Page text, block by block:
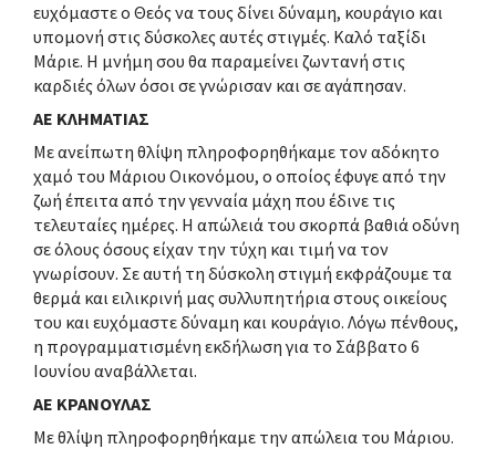
ευχόμαστε ο Θεός να τους δίνει δύναμη, κουράγιο και
υπομονή στις δύσκολες αυτές στιγμές. Καλό ταξίδι
Μάριε. Η μνήμη σου θα παραμείνει ζωντανή στις
καρδιές όλων όσοι σε γνώρισαν και σε αγάπησαν.
ΑΕ ΚΛΗΜΑΤΙΑΣ
Με ανείπωτη θλίψη πληροφορηθήκαμε τον αδόκητο
χαμό του Μάριου Οικονόμου, ο οποίος έφυγε από την
ζωή έπειτα από την γενναία μάχη που έδινε τις
τελευταίες ημέρες. Η απώλειά του σκορπά βαθιά οδύνη
σε όλους όσους είχαν την τύχη και τιμή να τον
γνωρίσουν. Σε αυτή τη δύσκολη στιγμή εκφράζουμε τα
θερμά και ειλικρινή μας συλλυπητήρια στους οικείους
του και ευχόμαστε δύναμη και κουράγιο. Λόγω πένθους,
η προγραμματισμένη εκδήλωση για το Σάββατο 6
Ιουνίου αναβάλλεται.
ΑΕ ΚΡΑΝΟΥΛΑΣ
Με θλίψη πληροφορηθήκαμε την απώλεια του Μάριου.